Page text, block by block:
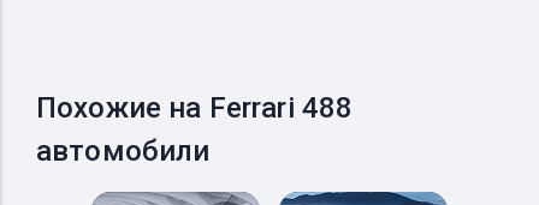
Похожие на Ferrari 488
автомобили